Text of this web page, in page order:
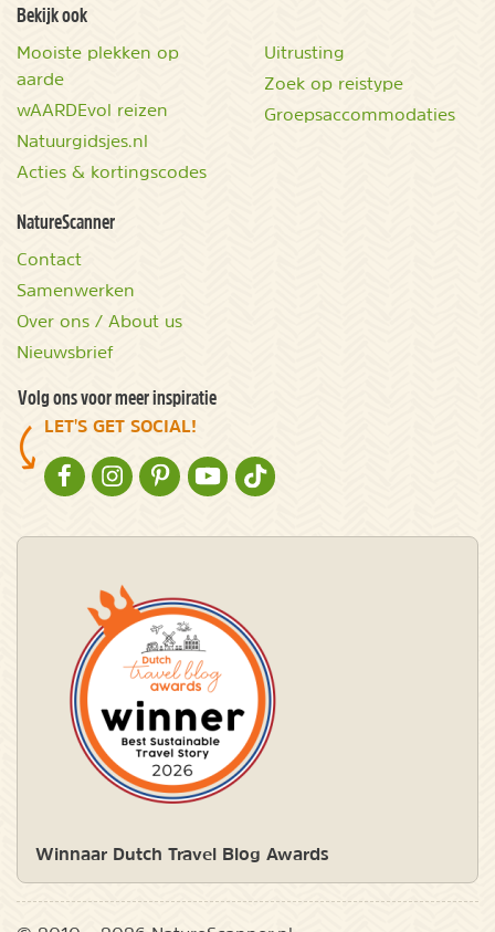
Bekijk ook
Mooiste plekken op
aarde
wAARDEvol reizen
Natuurgidsjes.nl
Acties & kortingscodes
Uitrusting
Zoek op reistype
Groepsaccommodaties
NatureScanner
Contact
Samenwerken
Over ons / About us
Nieuwsbrief
Volg ons voor meer inspiratie
LET'S GET SOCIAL!
NATURESCANNER OP FACEBOOK
NATURESCANNER OP INSTAGRAM
NATURESCANNER OP PINTEREST
NATURESCANNER OP YOUTUBE
NATURESCANNER OP TIKTOK
Winnaar Dutch Travel Blog Awards